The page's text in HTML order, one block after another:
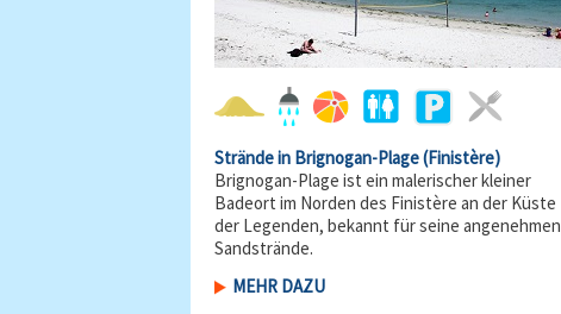
Strände in Brignogan-Plage(Finistère)
Brignogan-Plage ist ein malerischer kleiner
Badeort im Norden des Finistère an der Küste
der Legenden, bekannt für seine angenehmen
Sandstrände.
MEHR DAZU